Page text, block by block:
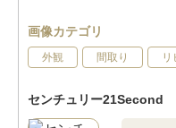
画像カテゴリ
外観 間取り
センチュリー21Second